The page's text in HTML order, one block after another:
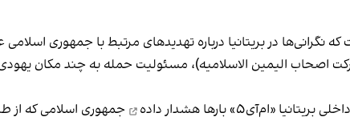
در بریتانیا درباره تهدیدهای مرتبط با جمهوری
الیمین الاسلامیه)، مسئولیت حمله به چند مکان یهودی در
«ام‌آی۵» بارها
هشدار داده
جمهوری اسلامی که از